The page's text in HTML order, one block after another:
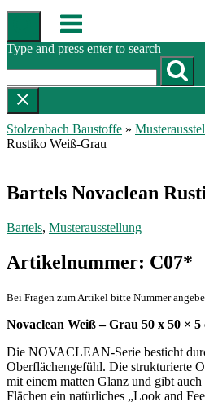
Skip
content
Menu
Type and press enter to search
Stolzenbach Baustoffe »
Rustiko Weiß-Grau
Bartels Novaclean
Bartels, Musterausstellung
Artikelnummer: C07*
Bei Fragen zum Artikel bitte Nummer
Novaclean Weiß – Grau 50 x 50 ×
Die NOVACLEAN-Serie besticht
Oberflächengefühl. Die strukturierte
mit einem matten Glanz und gibt auch
Flächen ein natürliches „Look and